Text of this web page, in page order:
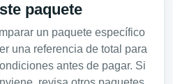
paquete
un paquete específico
una referencia de total para
antes de pagar. Si